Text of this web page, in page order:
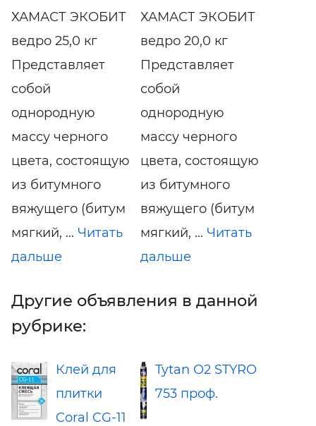
ХАМАСТ ЭКОБИТ
ведро 25,0 кг
Представляет
собой
однородную
массу черного
цвета, состоящую
из битумного
вяжущего (битум
мягкий, ... Читать
дальше
ХАМАСТ ЭКОБИТ
ведро 20,0 кг
Представляет
собой
однородную
массу черного
цвета, состоящую
из битумного
вяжущего (битум
мягкий, ... Читать
дальше
Другие объявления в данной
рубрике:
Клей для
плитки
Coral CG-11
Tytan O2 STYRO
753 проф.